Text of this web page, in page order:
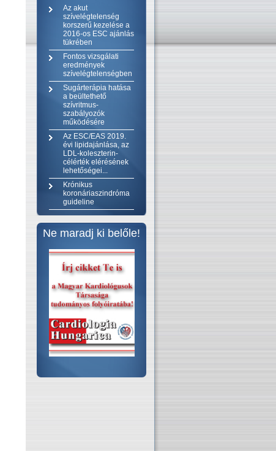
Az akut
szívelégtelenség
korszerű kezelése a
2016-os ESC ajánlás
tükrében
Fontos vizsgálati
eredmények
szívelégtelenségben
Sugárterápia hatása
a beültethető
szívritmus-
szabályozók
működésére
Az ESC/EAS 2019.
évi lipidajánlása, az
LDL-koleszterin-
célérték elérésének
lehetőségei...
Krónikus
koronáriaszindróma
guideline
Ne maradj ki belőle!